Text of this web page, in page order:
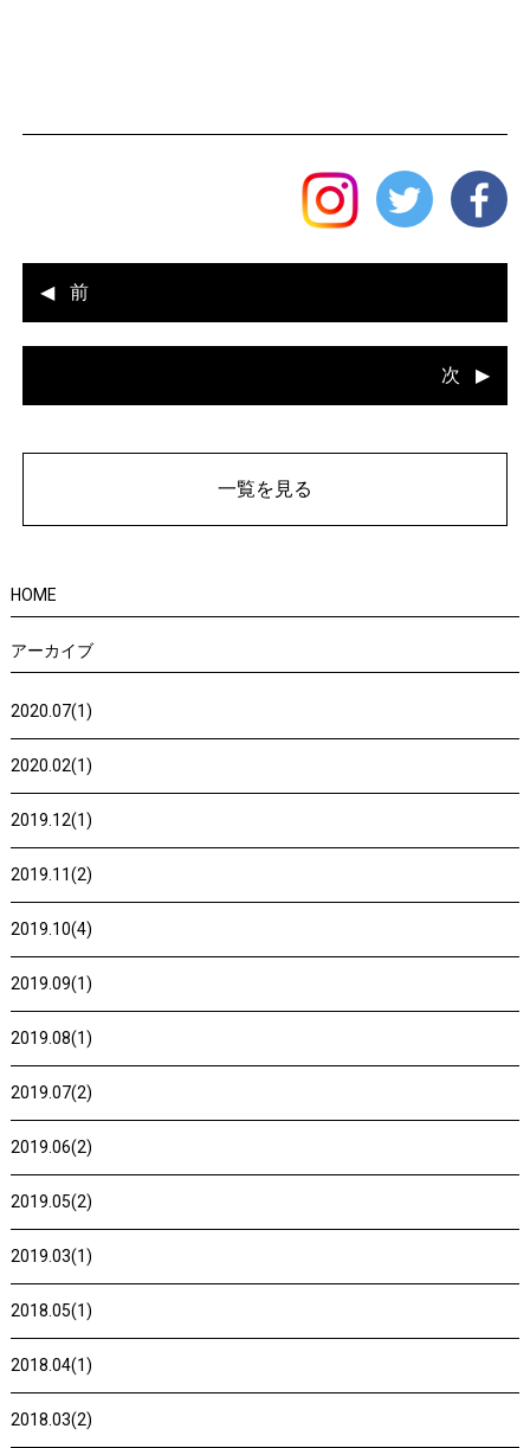
前
次
一覧を見る
HOME
アーカイブ
2020.07(1)
2020.02(1)
2019.12(1)
2019.11(2)
2019.10(4)
2019.09(1)
2019.08(1)
2019.07(2)
2019.06(2)
2019.05(2)
2019.03(1)
2018.05(1)
2018.04(1)
2018.03(2)